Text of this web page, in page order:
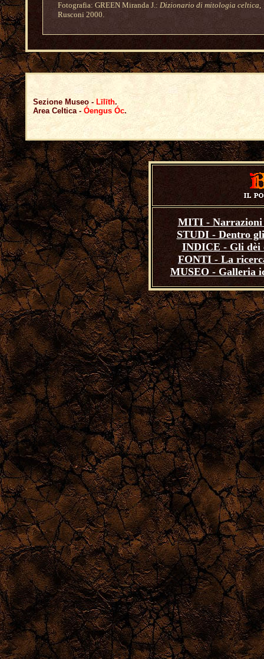
Fotografia: GREEN Miranda J.: Dizionario di mitologia celtica,
Rusconi 2000.
Sezione Museo - Līlīth.
Area Celtica - Óengus Óc.
MITI - Narrazioni
STUDI - Dentro
INDICE - Gli dèi
FONTI - La
MUSEO - Galleria